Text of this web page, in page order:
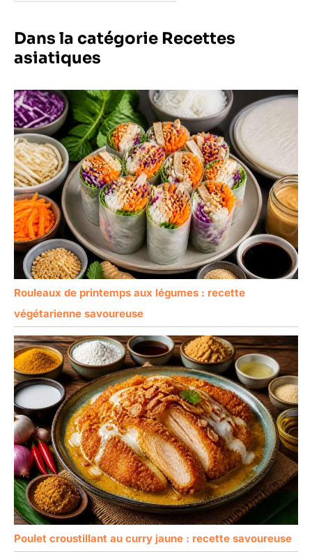
Dans la catégorie Recettes
asiatiques
Rouleaux de printemps aux légumes : recette
végétarienne savoureuse
Poulet croustillant au curry jaune : recette savoureuse